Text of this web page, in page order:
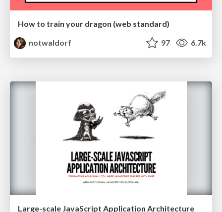
How to train your dragon (web standard)
notwaldorf
97 6.7k
Large-scale JavaScript Application Architecture